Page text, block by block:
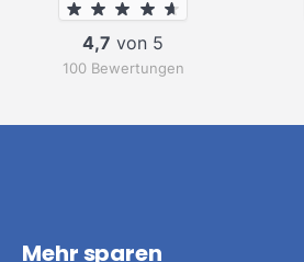
4,7 von 5
100 Bewertungen
Mehr sparen